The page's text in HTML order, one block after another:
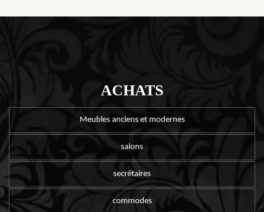
ACHATS
Meubles anciens et modernes
salons
secrétaires
commodes